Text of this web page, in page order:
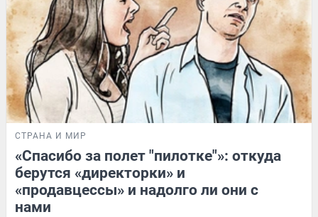
СТРАНА И МИР
«Спасибо за полет "пилотке"»: откуда
берутся «директорки» и
«продавцессы» и надолго ли они с
нами